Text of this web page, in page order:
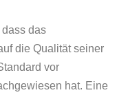
das
die Qualität seiner
vor
hat. Eine